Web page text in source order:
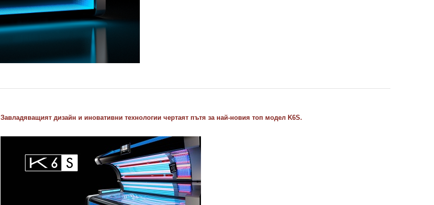
Завладяващият дизайн и иновативни технологии чертаят пътя за най-новия топ модел K6S.